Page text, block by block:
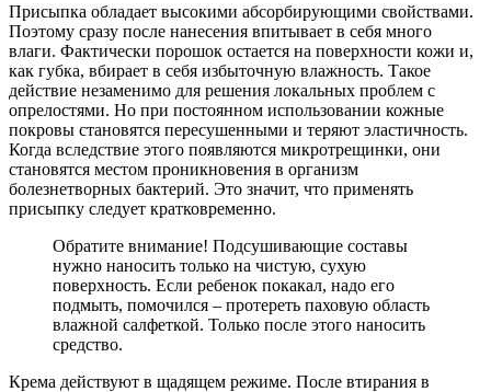
Присыпка обладает высокими абсорбирующими свойствами.
Поэтому сразу после нанесения впитывает в себя много
влаги. Фактически порошок остается на поверхности кожи и,
как губка, вбирает в себя избыточную влажность. Такое
действие незаменимо для решения локальных проблем с
опрелостями. Но при постоянном использовании кожные
покровы становятся пересушенными и теряют эластичность.
Когда вследствие этого появляются микротрещинки, они
становятся местом проникновения в организм
болезнетворных бактерий. Это значит, что применять
присыпку следует кратковременно.
Обратите внимание! Подсушивающие составы
нужно наносить только на чистую, сухую
поверхность. Если ребенок покакал, надо его
подмыть, помочился – протереть паховую область
влажной салфеткой. Только после этого наносить
средство.
Крема действуют в щадящем режиме. После втирания в